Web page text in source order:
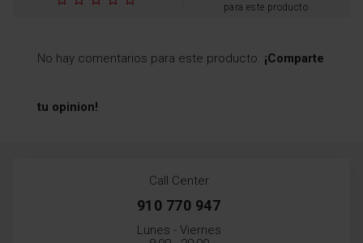
para este producto
No hay comentarios para este producto. ¡Comparte
tu opinion!
Call Center
910 770 947
Lunes - Viernes